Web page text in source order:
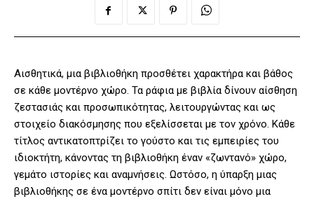
Αισθητικά, μια βιβλιοθήκη προσθέτει χαρακτήρα και βάθος
σε κάθε μοντέρνο χώρο. Τα ράφια με βιβλία δίνουν αίσθηση
ζεστασιάς και προσωπικότητας, λειτουργώντας και ως
στοιχείο διακόσμησης που εξελίσσεται με τον χρόνο. Κάθε
τίτλος αντικατοπτρίζει το γούστο και τις εμπειρίες του
ιδιοκτήτη, κάνοντας τη βιβλιοθήκη έναν «ζωντανό» χώρο,
γεμάτο ιστορίες και αναμνήσεις. Ωστόσο, η ύπαρξη μιας
βιβλιοθήκης σε ένα μοντέρνο σπίτι δεν είναι μόνο μια